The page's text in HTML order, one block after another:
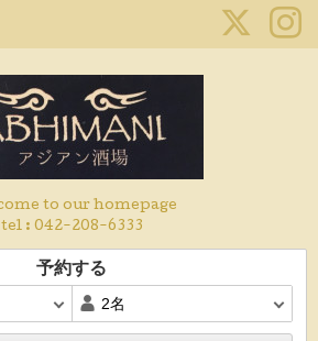
to our homepage
tel : 042-208-6333
予約する